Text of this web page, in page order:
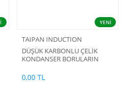
YENİ
TAIPAN INDUCTION
DÜŞÜK KARBONLU ÇELİK
KONDANSER BORULARIN
İNDÜKSİYON MAKİNASI İLE
KAYNAK İŞLEMİ
0,00 TL